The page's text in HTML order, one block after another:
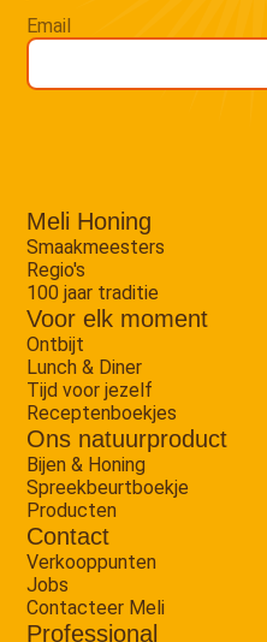
Email
Meli Honing
Smaakmeesters
Regio's
100 jaar traditie
Voor elk moment
Ontbijt
Lunch & Diner
Tijd voor jezelf
Receptenboekjes
Ons natuurproduct
Bijen & Honing
Spreekbeurtboekje
Producten
Contact
Verkooppunten
Jobs
Contacteer Meli
Professional